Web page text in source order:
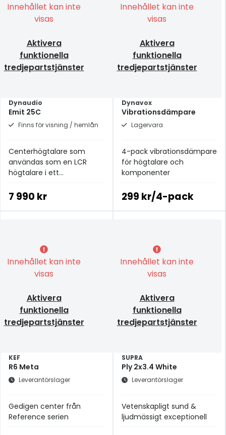
Innehållet kan inte
visas
Aktivera
funktionella
tredjepartstjänster
Dynaudio
Emit 25C
Finns för visning / hemlån
Centerhögtalare som
användas som en LCR
högtalare i ett
7 990 kr
Innehållet kan inte
visas
Aktivera
funktionella
tredjepartstjänster
Dynavox
Vibrationsdämpare
Lagervara
4-pack vibrationsdämpare
för högtalare och
komponenter
299 kr/4-pack
Innehållet kan inte
visas
Aktivera
funktionella
tredjepartstjänster
KEF
R6 Meta
Leverantörslager
Gedigen center från
Reference serien
Innehållet kan inte
visas
Aktivera
funktionella
tredjepartstjänster
SUPRA
Ply 2x3.4 White
Leverantörslager
Vetenskapligt sund &
ljudmässigt exceptionell